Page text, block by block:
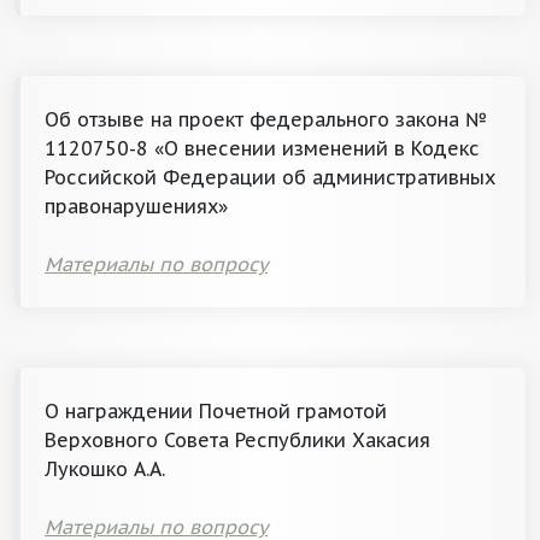
Об отзыве на проект федерального закона №
1120750-8 «О внесении изменений в Кодекс
Российской Федерации об административных
правонарушениях»
Материалы по вопросу
О награждении Почетной грамотой
Верховного Совета Республики Хакасия
Лукошко А.А.
Материалы по вопросу